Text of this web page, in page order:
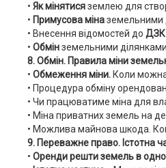
• Як мінятисяземлею для
• Примусова міназемельними
• Внесення відомостей до ДЗК
• Обмінземельними ділянками
8. Обмін. Правила міни
• Обмеження міни. Коли
• Процедура обміну
• Чи працюватиме міна для
• Міна приватних земель на
• Можлива майнова шкода.
9. Переважне право. Істотна
• Оренди решти земель в